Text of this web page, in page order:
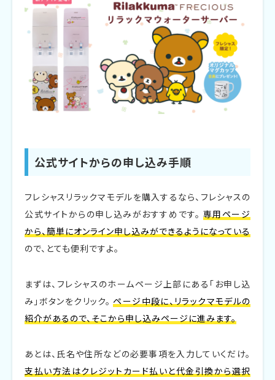
公式サイトからの申し込み手順
フレシャスリラックマモデルを購入するなら、フレシャスの
公式サイトからの申し込みがおすすめです。 専用ページ
から、簡単にオンライン申し込みができるようになっている
ので、とても便利ですよ。
まずは、フレシャスのホームページ上部にある「お申し込
み」ボタンをクリック。 ページ中段に、リラックマモデルの
紹介があるので、そこから申し込みページに進みます。
あとは、氏名や住所などの必要事項を入力していくだけ。
支払い方法はクレジットカード払いと代金引換から選択